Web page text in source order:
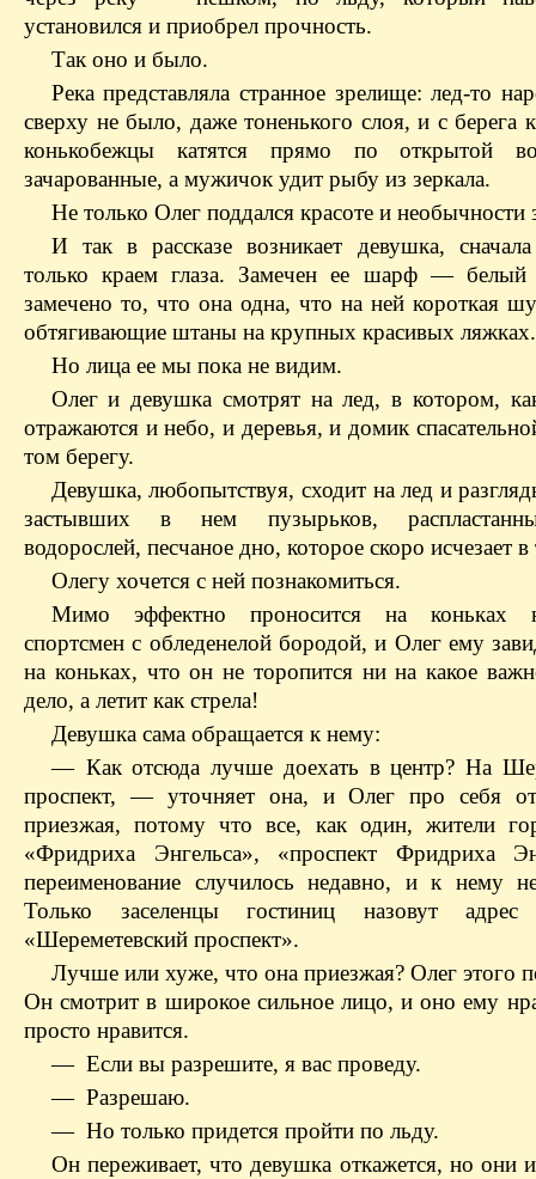
установился и приобрел прочность.
Так оно и было.
Река представляла странное зрелище: лед-то
сверху не было, даже тоненького слоя, и с берега
конькобежцы катятся прямо по открытой
зачарованные, а мужичок удит рыбу из зеркала.
Не только Олег поддался красоте и необычности
И так в рассказе возникает девушка, сначала
только краем глаза. Замечен ее шарф —
замечено то, что она одна, что на ней короткая
обтягивающие штаны на крупных красивых ляжках.
Но лица ее мы пока не видим.
Олег и девушка смотрят на лед, в котором,
отражаются и небо, и деревья, и домик
том берегу.
Девушка, любопытствуя, сходит на лед и
застывших в нем пузырьков,
водорослей, песчаное дно, которое скоро исчезает в
Олегу хочется с ней познакомиться.
Мимо эффектно проносится на коньках
спортсмен с обледенелой бородой, и Олег ему
на коньках, что он не торопится ни на какое
дело, а летит как стрела!
Девушка сама обращается к нему:
— Как отсюда лучше доехать в центр? На
проспект, — уточняет она, и Олег про себя
приезжая, потому что все, как один, жители
«Фридриха Энгельса», «проспект Фридриха
переименование случилось недавно, и к нему
Только заселенцы гостиниц назовут адрес
«Шереметевский проспект».
Лучше или хуже, что она приезжая? Олег этого
Он смотрит в широкое сильное лицо, и оно ему
просто нравится.
— Если вы разрешите, я вас проведу.
— Разрешаю.
— Но только придется пройти по льду.
Он переживает, что девушка откажется, но они